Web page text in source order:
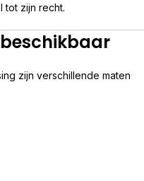
tot zijn recht.
zijn verschillende maten